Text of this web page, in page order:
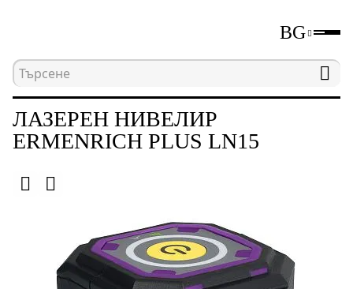
BG
Начална страница Лазерни и
ЛАЗЕРЕН НИВЕЛИР
ERMENRICH PLUS LN15